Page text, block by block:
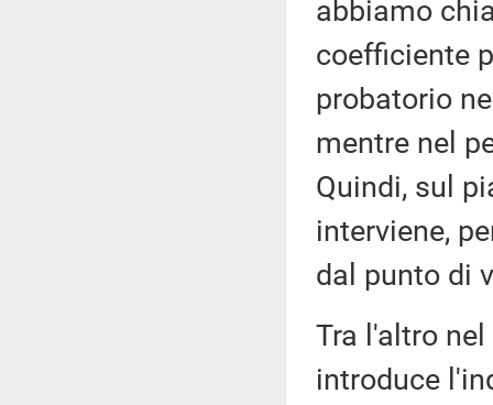
abbiamo
coefficiente
probatorio
mentre nel
Quindi, sul
interviene,
dal punto di
Tra l'altro
introduce